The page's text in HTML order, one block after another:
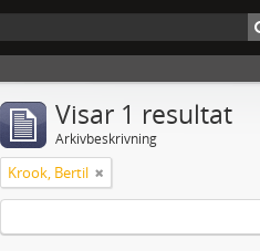
Visar 1 resultat
Arkivbeskrivning
Krook, Bertil